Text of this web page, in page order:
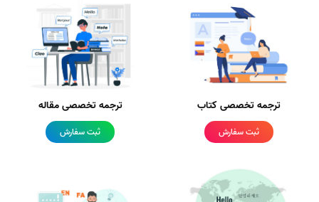
ترجمه تخصصی کتاب
ثبت سفارش
ترجمه تخصصی مقاله
ثبت سفارش